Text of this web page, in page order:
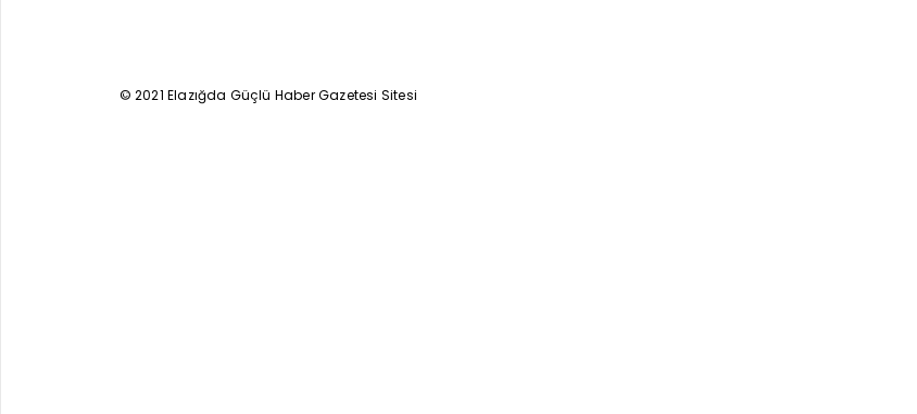
© 2021 Elazığda Güçlü Haber Gazetesi Sitesi